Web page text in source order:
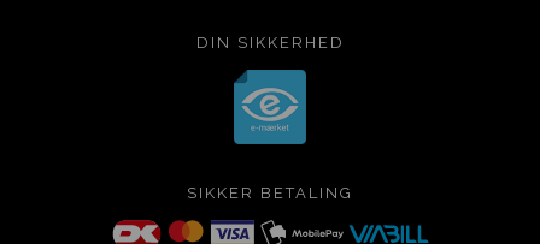
DIN SIKKERHED
SIKKER BETALING